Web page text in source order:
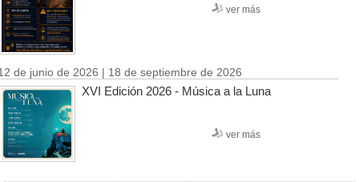
ver más
de junio de 2026 | 18 de septiembre de 2026
XVI Edición 2026 - Música a la Luna
ver más